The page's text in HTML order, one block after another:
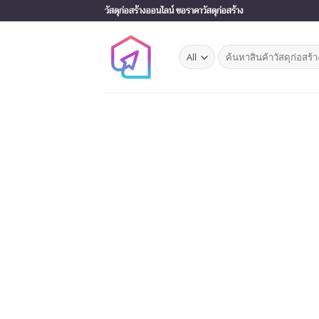
to
วัสดุก่อสร้างออนไลน์ ขอราคาวัสดุก่อสร้าง
Search
for: